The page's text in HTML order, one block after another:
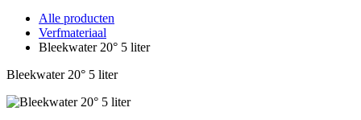
Alle producten
Verfmateriaal
Bleekwater 20° 5 liter
Bleekwater 20° 5 liter